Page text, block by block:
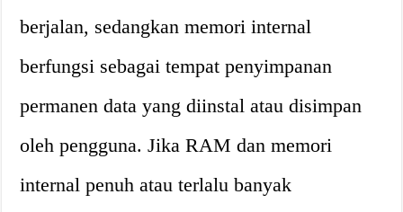
berjalan, sedangkan memori internal
berfungsi sebagai tempat penyimpanan
permanen data yang diinstal atau disimpan
oleh pengguna. Jika RAM dan memori
internal penuh atau terlalu banyak